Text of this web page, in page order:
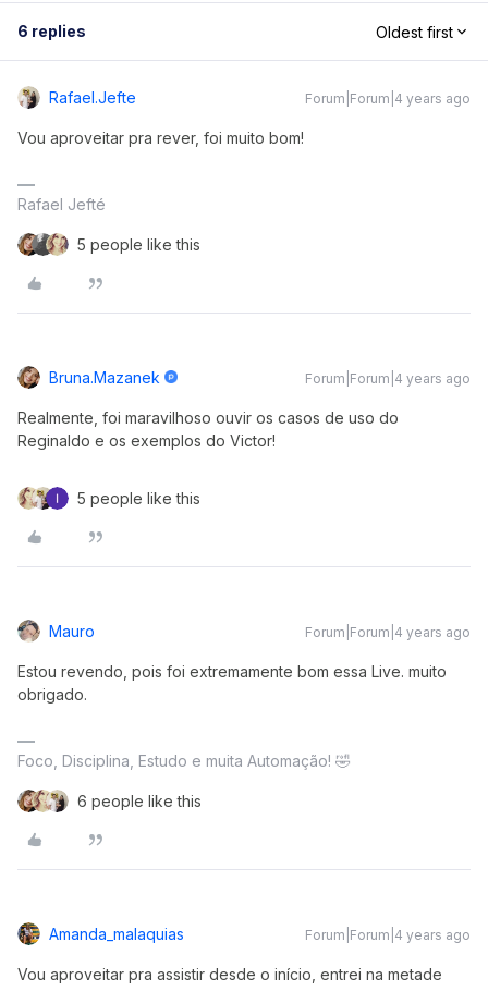
6 replies Oldest first
Rafael.jefte Forum|Forum|4 years ago
Vou aproveitar pra rever, foi muito bom!
Rafael Jefté
5 people like this
Bruna.mazanek Forum|Forum|4 years ago
Realmente, foi maravilhoso ouvir os casos de uso do
Reginaldo e os exemplos do Victor!
5 people like this
Mauro Forum|Forum|4 years ago
Estou revendo, pois foi extremamente bom essa Live. muito
obrigado.
Foco, Disciplina, Estudo e muita Automação! 🤣
6 people like this
Amanda_malaquias Forum|Forum|4 years ago
Vou aproveitar pra assistir desde o início, entrei na metade